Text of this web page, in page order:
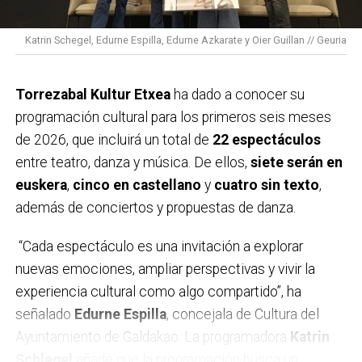
Durante estos tres años hemos contado con el apoyo
de más de 320 clubes y equipos y más de 100.000
En el deporte la cinta negra simboliza el luto, así que
desde la Asociación queremos sustituir el negro por
el color verde, símbolo de la esperanza y la
supervivencia. Además, el deporte transmite valores
como el esfuerzo, el trabajo en equipo o la
superación, por lo que es un gran altavoz para recordar
que detrás de cada brazalete hay una persona, una
historia, una familia. Con esta iniciativa se da voz a las
personas con cáncer, pero también a quienes las
cuidan, reivindicando una atención más humana.
Katrin Schegel, Edurne Espilla, Edurne Azkarate y Oier Guillan // Geuria
Torrezabal Kultur Etxeaha dado a conocer su
programación cultural para los primeros seis meses
de 2026, que incluirá un total de 22 espectáculos
entre teatro, danza y música. De ellos, siete serán en
euskera, cinco en castellano y cuatro sin texto,
además de conciertos y propuestas de danza.
“Cada espectáculo es una invitación a explorar
nuevas emociones, ampliar perspectivas y vivir la
experiencia cultural como algo compartido”, ha
señalado Edurne Espilla, concejala de Cultura del
Ayuntamiento de Galdakao. La programadora Katrin